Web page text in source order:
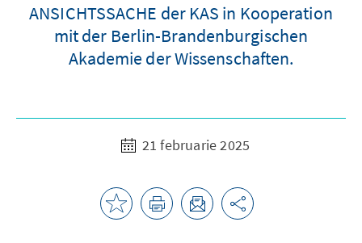
ANSICHTSSACHE der KAS in Kooperation
mit der Berlin-Brandenburgischen
Akademie der Wissenschaften.
21 februarie 2025